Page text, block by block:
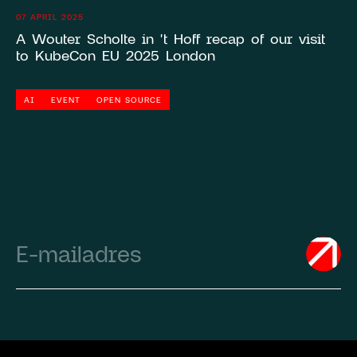
07 APRIL 2025
A Wouter Scholte in 't Hoff recap of our visit
to KubeCon EU 2025 London
AI EVENT OPEN SOURCE
(Required)